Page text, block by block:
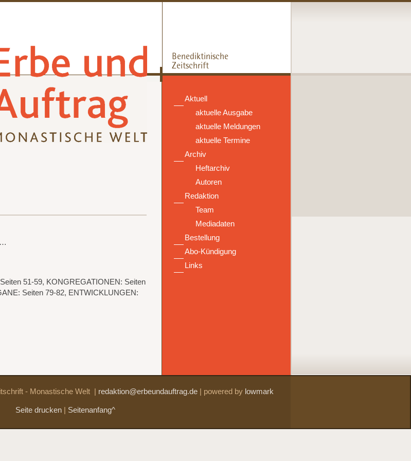
Aktuell
aktuelle Ausgabe
aktuelle Meldungen
aktuelle Termine
Archiv
Heftarchiv
Autoren
Redaktion
Team
Mediadaten
Bestellung
Abo-Kündigung
Links
…
51-59, KONGREGATIONEN: Seiten
Seiten 79-82, ENTWICKLUNGEN:
- Monastische Welt redaktion@erbeundauftrag.de| powered by lowmark
Seite drucken | Seitenanfang^